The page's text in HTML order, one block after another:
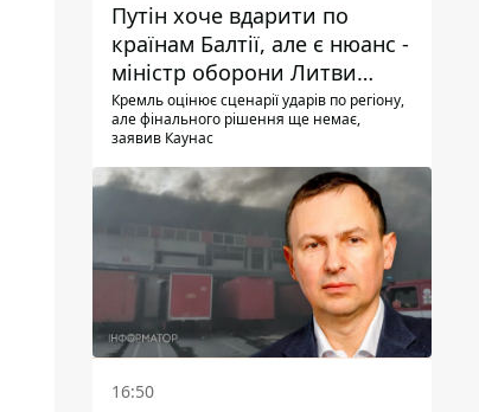
Путін хоче вдарити по
країнам Балтії, але є нюанс -
міністр оборони Литви
зробив заяву
Кремль оцінює сценарії ударів по регіону,
але фінального рішення ще немає,
заявив Каунас
16:50